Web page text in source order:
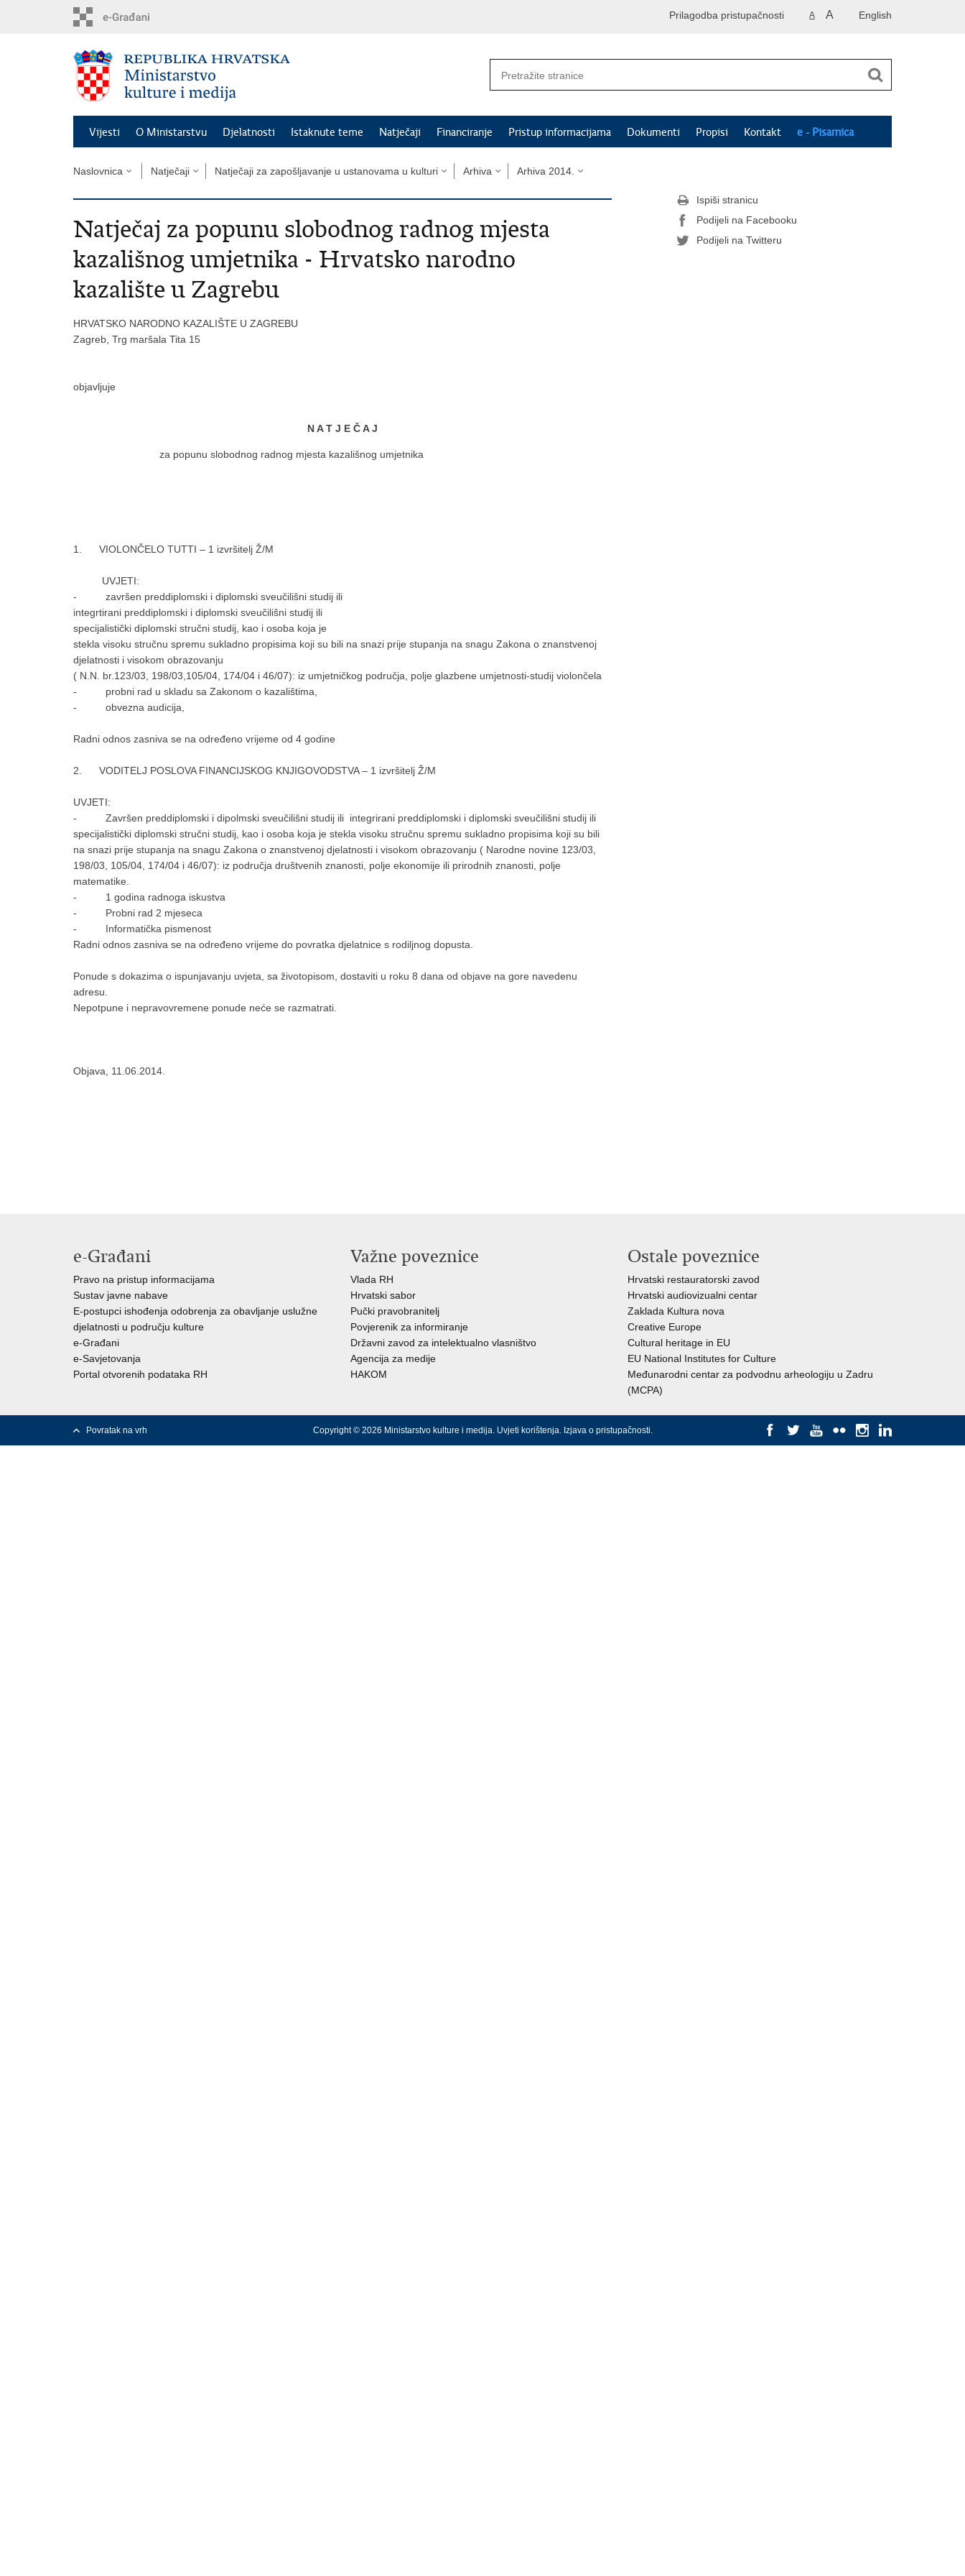
English
A A
Prilagodba pristupačnosti
Vijesti O Ministarstvu Djelatnosti Istaknute teme Natječaji Financiranje Pristup informacijama Dokumenti Propisi Kontakt e - Pisarnica
Naslovnica Natječaji Natječaji za zapošljavanje u ustanovama u kulturi Arhiva Arhiva 2014.
Natječaj za popunu slobodnog radnog mjesta
kazališnog umjetnika - Hrvatsko narodno
kazalište u Zagrebu
HRVATSKO NARODNO KAZALIŠTE U ZAGREBU
Zagreb, Trg maršala Tita 15
objavljuje
N A T J E Č A J
za popunu slobodnog radnog mjesta kazališnog umjetnika
1. VIOLONČELO TUTTI – 1 izvršitelj Ž/M
UVJETI:
- završen preddiplomski i diplomski sveučilišni studij ili
integrtirani preddiplomski i diplomski sveučilišni studij ili
specijalistički diplomski stručni studij, kao i osoba koja je
stekla visoku stručnu spremu sukladno propisima koji su bili na snazi prije stupanja na snagu Zakona o znanstvenoj
djelatnosti i visokom obrazovanju
( N.N. br.123/03, 198/03,105/04, 174/04 i 46/07): iz umjetničkog područja, polje glazbene umjetnosti-studij violončela
- probni rad u skladu sa Zakonom o kazalištima,
- obvezna audicija,
Radni odnos zasniva se na određeno vrijeme od 4 godine
2. VODITELJ POSLOVA FINANCIJSKOG KNJIGOVODSTVA – 1 izvršitelj Ž/M
UVJETI:
- Završen preddiplomski i dipolmski sveučilišni studij ili integrirani preddiplomski i diplomski sveučilišni studij ili
specijalistički diplomski stručni studij, kao i osoba koja je stekla visoku stručnu spremu sukladno propisima koji su bili
na snazi prije stupanja na snagu Zakona o znanstvenoj djelatnosti i visokom obrazovanju ( Narodne novine 123/03,
198/03, 105/04, 174/04 i 46/07): iz područja društvenih znanosti, polje ekonomije ili prirodnih znanosti, polje
matematike.
- 1 godina radnoga iskustva
- Probni rad 2 mjeseca
- Informatička pismenost
Radni odnos zasniva se na određeno vrijeme do povratka djelatnice s rodiljnog dopusta.
Ponude s dokazima o ispunjavanju uvjeta, sa životopisom, dostaviti u roku 8 dana od objave na gore navedenu
adresu.
Nepotpune i nepravovremene ponude neće se razmatrati.
Objava, 11.06.2014.
Ispiši stranicu
Podijeli na Facebooku
Podijeli na Twitteru
e-Građani
Pravo na pristup informacijama
Sustav javne nabave
E-postupci ishođenja odobrenja za obavljanje uslužne
djelatnosti u području kulture
e-Građani
e-Savjetovanja
Portal otvorenih podataka RH
Važne poveznice
Vlada RH
Hrvatski sabor
Pučki pravobranitelj
Povjerenik za informiranje
Državni zavod za intelektualno vlasništvo
Agencija za medije
HAKOM
Ostale poveznice
Hrvatski restauratorski zavod
Hrvatski audiovizualni centar
Zaklada Kultura nova
Creative Europe
Cultural heritage in EU
EU National Institutes for Culture
Međunarodni centar za podvodnu arheologiju u Zadru
(MCPA)
Povratak na vrh Copyright © 2026 Ministarstvo kulture i medija. Uvjeti korištenja. Izjava o pristupačnosti.